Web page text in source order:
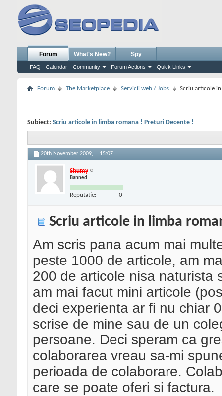
Forum
FAQ Calendar Community Forum Actions Quick Links
What's New? Spy
Forum The Marketplace Servicii web / Jobs Scriu articole
Subiect: Scriu articole in limba romana ! Preturi Decente !
20th November 2009, 15:07
Shumy
Banned
Reputatie: 0
Scriu articole in limba
Am scris pana acum mai
peste 1000 de articole, am
200 de articole nisa naturista
am mai facut mini articole
deci experienta ar fi nu chiar
scrise de mine sau de un
persoane. Deci speram ca
colaborarea vreau sa-mi
perioada de colaborare.
care se poate oferi si factura.